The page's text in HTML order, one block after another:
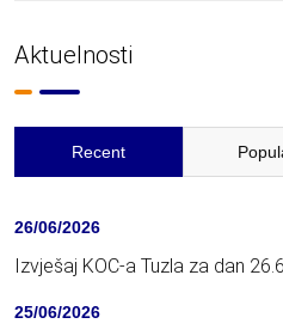
Aktuelnosti
Recent
26/06/2026
Izvješaj KOC-a Tuzla za dan
25/06/2026